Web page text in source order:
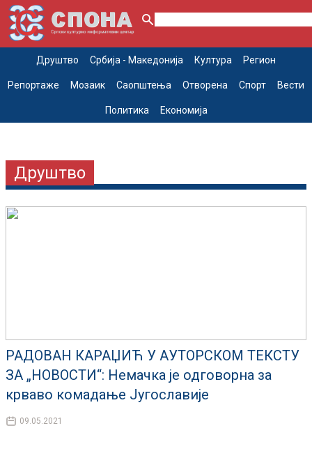
Друштво Србија - Македонија Култура Регион
Репортаже Мозаик Саопштења Отворена Спорт Вести
Политика Економија
Друштво
РАДОВАН КАРАЏИЋ У АУТОРСКОМ ТЕКСТУ
ЗА „НОВОСТИ“: Немачка је одговорна за
крваво комадање Југославије
09.05.2021